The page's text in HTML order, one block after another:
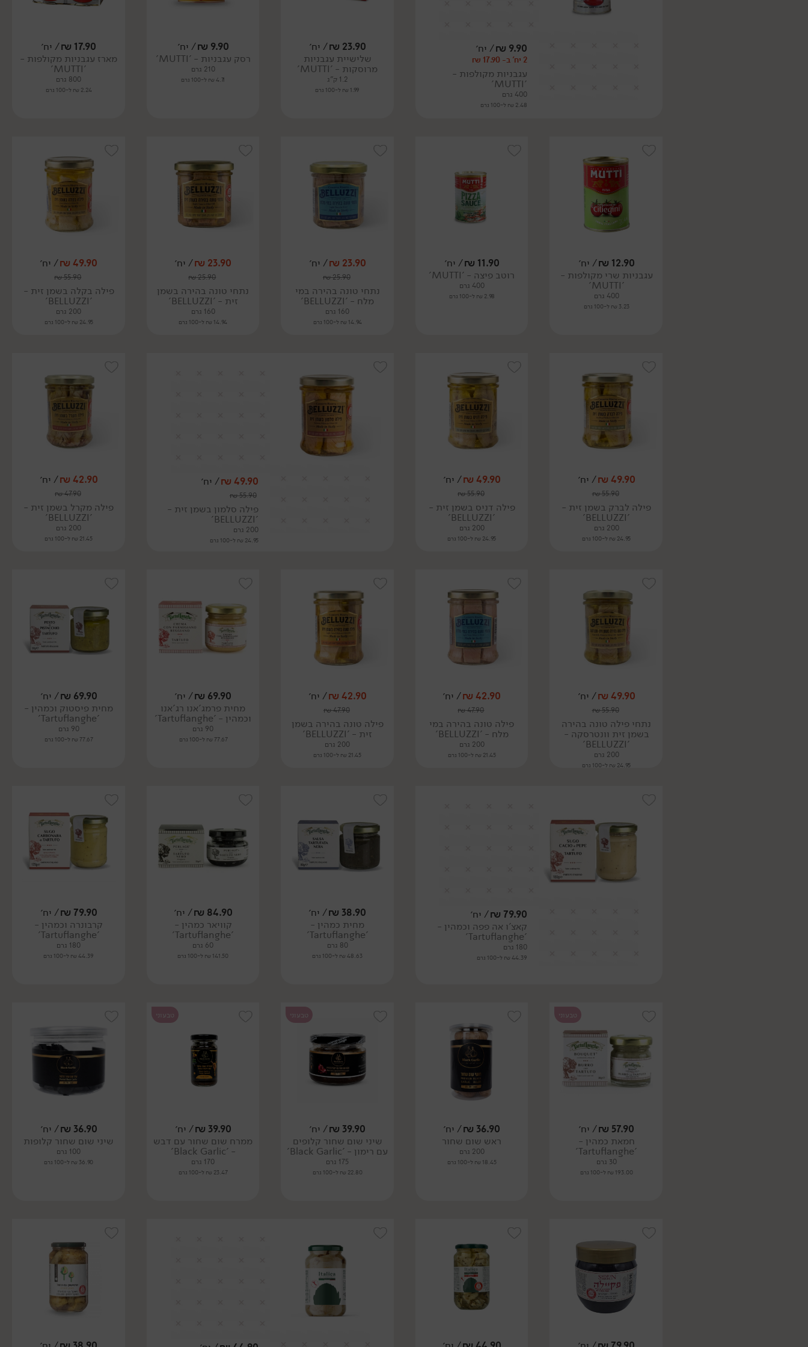
9.90
₪/ יח׳
2 יח' ב- 17.90 ₪
עגבניות מקולפות -
'MUTTI'
400 גרם
2.48 ₪ ל-100 גרם
23.90
₪/ יח׳
שלישיית עגבניות
מרוסקות - 'MUTTI'
1.2 ק"ג
1.99 ₪ ל-100 גרם
9.90
₪/ יח׳
רסק עגבניות - 'MUTTI'
210 גרם
4.71 ₪ ל-100 גרם
17.90
₪/ יח׳
מארז עגבניות מקולפות -
'MUTTI'
800 גרם
2.24 ₪ ל-100 גרם
12.90
₪/ יח׳
עגבניות שרי מקולפות -
'MUTTI'
400 גרם
3.23 ₪ ל-100 גרם
11.90
₪/ יח׳
רוטב פיצה - 'MUTTI'
400 גרם
2.98 ₪ ל-100 גרם
23.90
₪/ יח׳
25.90
₪
נתחי טונה בהירה במי
מלח - 'BELLUZZI'
160 גרם
14.94 ₪ ל-100 גרם
23.90
₪/ יח׳
25.90
₪
נתחי טונה בהירה בשמן
זית - 'BELLUZZI'
160 גרם
14.94 ₪ ל-100 גרם
49.90
₪/ יח׳
55.90
₪
פילה בקלה בשמן זית -
'BELLUZZI'
200 גרם
24.95 ₪ ל-100 גרם
49.90
₪/ יח׳
55.90
₪
פילה לברק בשמן זית -
'BELLUZZI'
200 גרם
24.95 ₪ ל-100 גרם
49.90
₪/ יח׳
55.90
₪
פילה דניס בשמן זית -
'BELLUZZI'
200 גרם
24.95 ₪ ל-100 גרם
49.90
₪/ יח׳
55.90
₪
פילה סלמון בשמן זית -
'BELLUZZI'
200 גרם
24.95 ₪ ל-100 גרם
42.90
₪/ יח׳
47.90
₪
פילה מקרל בשמן זית -
'BELLUZZI'
200 גרם
21.45 ₪ ל-100 גרם
49.90
₪/ יח׳
55.90
₪
נתחי פילה טונה בהירה
בשמן זית וונטרסקה -
'BELLUZZI'
200 גרם
24.95 ₪ ל-100 גרם
42.90
₪/ יח׳
47.90
₪
פילה טונה בהירה במי
מלח - 'BELLUZZI'
200 גרם
21.45 ₪ ל-100 גרם
42.90
₪/ יח׳
47.90
₪
פילה טונה בהירה בשמן
זית - 'BELLUZZI'
200 גרם
21.45 ₪ ל-100 גרם
69.90
₪/ יח׳
מחית פרמג'אנו רג'אנו
וכמהין - 'Tartuflanghe'
90 גרם
77.67 ₪ ל-100 גרם
69.90
₪/ יח׳
מחית פיסטוק וכמהין -
'Tartuflanghe'
90 גרם
77.67 ₪ ל-100 גרם
79.90
₪/ יח׳
קאצ'ו אה פפה וכמהין -
'Tartuflanghe'
180 גרם
44.39 ₪ ל-100 גרם
38.90
₪/ יח׳
מחית כמהין -
'Tartuflanghe'
80 גרם
48.63 ₪ ל-100 גרם
84.90
₪/ יח׳
קוויאר כמהין -
'Tartuflanghe'
60 גרם
141.50 ₪ ל-100 גרם
79.90
₪/ יח׳
קרבונרה וכמהין -
'Tartuflanghe'
180 גרם
44.39 ₪ ל-100 גרם
טבעוני
57.90
₪/ יח׳
חמאת כמהין -
'Tartuflanghe'
30 גרם
193.00 ₪ ל-100 גרם
36.90
₪/ יח׳
ראש שום שחור
200 גרם
18.45 ₪ ל-100 גרם
טבעוני
39.90
₪/ יח׳
שיני שום שחור קלופים
עם רימון - 'Black Garlic'
175 גרם
22.80 ₪ ל-100 גרם
טבעוני
39.90
₪/ יח׳
ממרח שום שחור עם דבש
- 'Black Garlic'
170 גרם
23.47 ₪ ל-100 גרם
36.90
₪/ יח׳
שיני שום שחור קלופות
100 גרם
36.90 ₪ ל-100 גרם